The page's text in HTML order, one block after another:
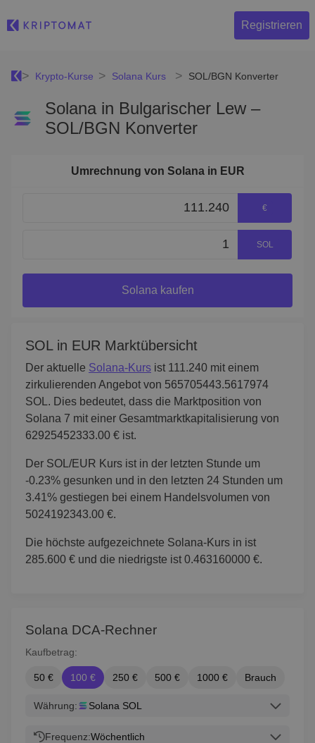
Registrieren
Krypto-Kurse Solana Kurs SOL/BGN Konverter
Solana in Bulgarischer Lew –
SOL/BGN Konverter
Umrechnung von Solana in EUR
€
SOL
Solana kaufen
SOL in EUR Marktübersicht
Der aktuelle Solana-Kurs ist 111.240 mit einem
zirkulierenden Angebot von 565705443.5617974
SOL. Dies bedeutet, dass die Marktposition von
Solana 7 mit einer Gesamtmarktkapitalisierung von
62925452333.00 € ist.
Der SOL/EUR Kurs ist in der letzten Stunde um
-0.23% gesunken und in den letzten 24 Stunden um
3.41% gestiegen bei einem Handelsvolumen von
5024192343.00 €.
Die höchste aufgezeichnete Solana-Kurs in ist
285.600 € und die niedrigste ist 0.463160000 €.
Solana DCA-Rechner
Kaufbetrag:
50 € 100 € 250 € 500 € 1000 € Brauch
Währung: Solana SOL
Frequenz:Wöchentlich